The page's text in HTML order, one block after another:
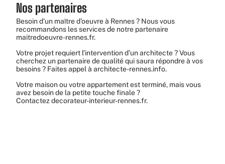
Nos partenaires
Besoin d’un maître d’oeuvre à Rennes ? Nous vous
recommandons les services de notre partenaire
maitredoeuvre-rennes.fr.
Votre projet requiert l’intervention d’un architecte ? Vous
cherchez un partenaire de qualité qui saura répondre à vos
besoins ? Faites appel à architecte-rennes.info.
Votre maison ou votre appartement est terminé, mais vous
avez besoin de la petite touche finale ?
Contactez decorateur-interieur-rennes.fr.